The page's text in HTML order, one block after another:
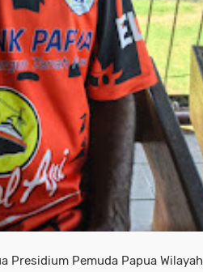
Presidium Pemuda Papua Wilayah